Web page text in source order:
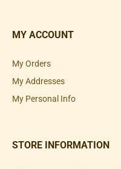
MY ACCOUNT
My Orders
My Addresses
My Personal Info
STORE INFORMATION